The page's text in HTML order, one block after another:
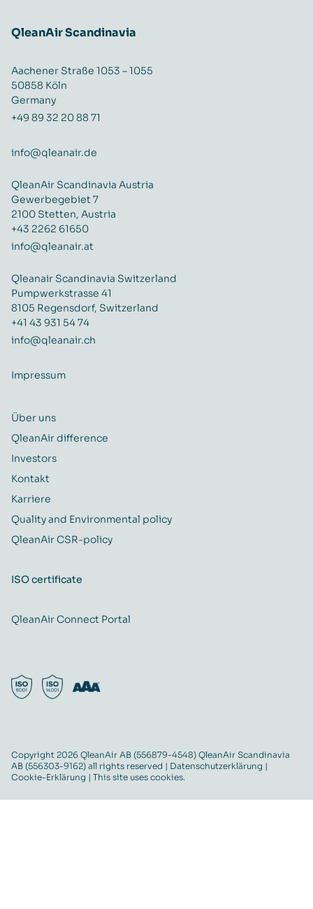
QleanAir Scandinavia
Aachener Straße 1053 – 1055
50858 Köln
Germany
+49 89 32 20 88 71
info@qleanair.de
QleanAir Scandinavia Austria
Gewerbegebiet 7
2100 Stetten, Austria
+43 2262 61650
info@qleanair.at
Qleanair Scandinavia Switzerland
Pumpwerkstrasse 41
8105 Regensdorf, Switzerland
+41 43 931 54 74
info@qleanair.ch
Impressum
Über uns
QleanAir difference
Investors
Kontakt
Karriere
Quality and Environmental policy
QleanAir CSR-policy
ISO certificate
QleanAir Connect Portal
Copyright 2026 QleanAir AB (556879-4548) QleanAir Scandinavia
AB (556303-9162) all rights reserved | Datenschutzerklärung |
Cookie-Erklärung | This site uses cookies.